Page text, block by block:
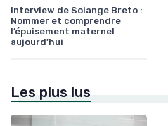
Interview de Solange Breto :
Nommer et comprendre
l’épuisement maternel
aujourd’hui
Les plus lus